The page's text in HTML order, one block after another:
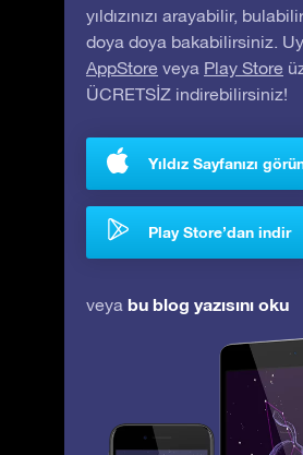
yıldızınızı arayabilir,
doya doya bakabilirsiniz.
AppStore veya Play Store
ÜCRETSİZ indirebilirsiniz!
Yıldız Sayfanızı
Play Store’dan indir
veya bu blog yazısını oku